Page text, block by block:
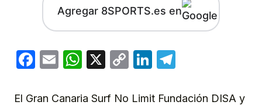
Agregar 8SPORTS.es en
Facebook
EmailWhatsApp
X
CopyLinkedIn
El Gran Canaria Surf No Limit Fundación DISA y